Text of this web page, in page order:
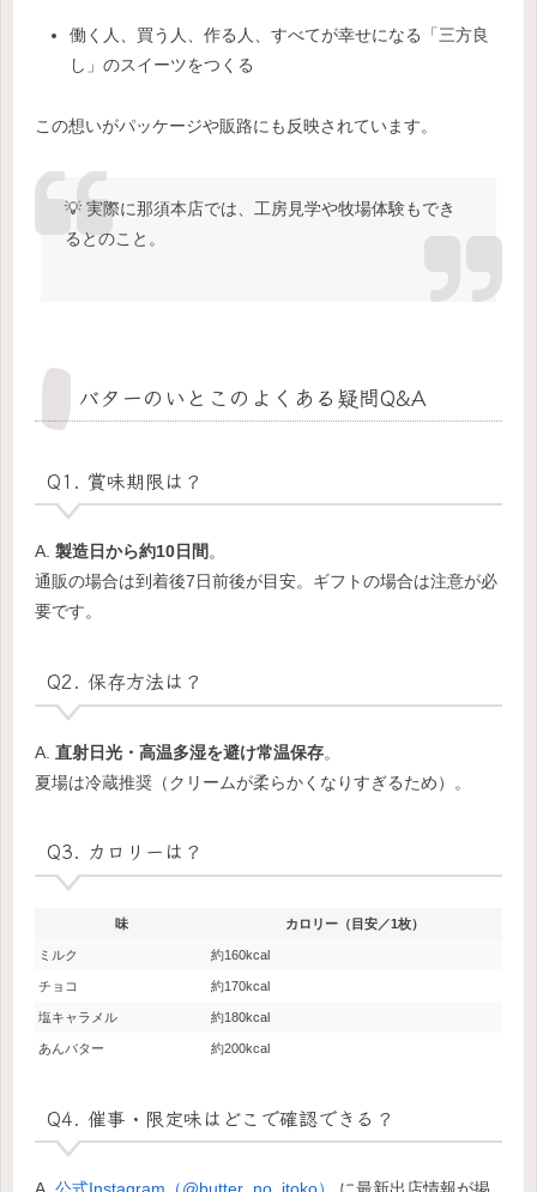
働く人、買う人、作る人、すべてが幸せになる「三方良
し」のスイーツをつくる
この想いがパッケージや販路にも反映されています。
💡 実際に那須本店では、工房見学や牧場体験もでき
るとのこと。
バターのいとこのよくある疑問Q&A
Q1. 賞味期限は？
A. 製造日から約10日間。
通販の場合は到着後7日前後が目安。ギフトの場合は注意が必
要です。
Q2. 保存方法は？
A. 直射日光・高温多湿を避け常温保存。
夏場は冷蔵推奨（クリームが柔らかくなりすぎるため）。
Q3. カロリーは？
味 カロリー（目安／1枚）
ミルク 約160kcal
チョコ 約170kcal
塩キャラメル 約180kcal
あんバター 約200kcal
Q4. 催事・限定味はどこで確認できる？